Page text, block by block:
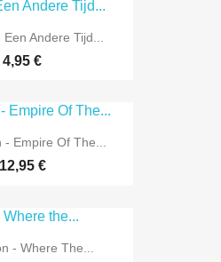
Andere Tijd...
4,95 €
- Empire Of The...
12,95 €
- Where The...